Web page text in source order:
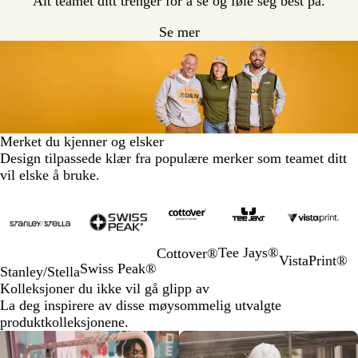
Se mer
Merket du kjenner og elsker
Design tilpassede klær fra populære merker som teamet ditt
vil elske å bruke.
Stanley/StellaSwiss Peak®
Cottover®Tee Jays®VistaPrint®
til
5
Kolleksjoner du ikke vil gå glipp av
La deg inspirere av disse møysommelig utvalgte
produktkolleksjonene.